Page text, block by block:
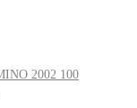
2002 100